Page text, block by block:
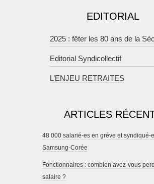
EDITORIAL
2025 : fêter les 80 ans de la
Editorial Syndicollectif
L’ENJEU RETRAITES
ARTICLES
48 000 salarié-es en grève et syndiqué-
Samsung-Corée
Fonctionnaires : combien avez-vous
salaire ?